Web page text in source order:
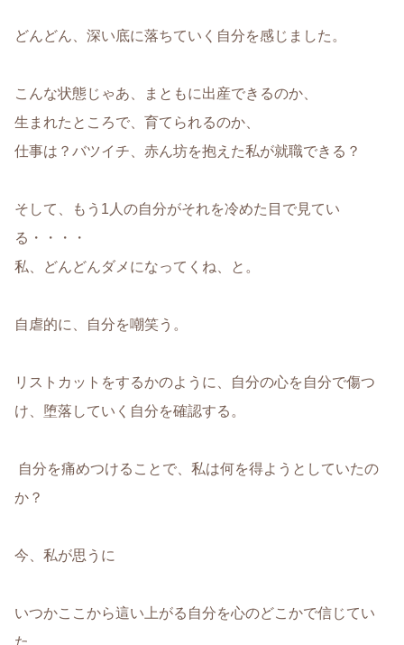
どんどん、深い底に落ちていく自分を感じました。
こんな状態じゃあ、まともに出産できるのか、
生まれたところで、育てられるのか、
仕事は？バツイチ、赤ん坊を抱えた私が就職できる？
そして、もう1人の自分がそれを冷めた目で見てい
る・・・・
私、どんどんダメになってくね、と。
自虐的に、自分を嘲笑う。
リストカットをするかのように、自分の心を自分で傷つ
け、堕落していく自分を確認する。
自分を痛めつけることで、私は何を得ようとしていたの
か？
今、私が思うに
いつかここから這い上がる自分を心のどこかで信じてい